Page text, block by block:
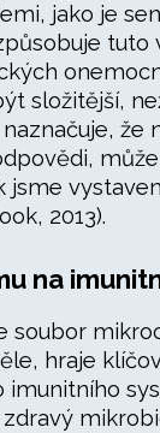
jako je
tuto
složitější,
že
jsme
2013).
na
soubor
hraje
imunitního
zdravý